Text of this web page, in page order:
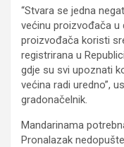
“Stvara se jedna
većinu proizvođača u
proizvođača koristi
registrirana u
gdje su svi upoznati
većina radi uredno”,
gradonačelnik.
Mandarinama
Pronalazak